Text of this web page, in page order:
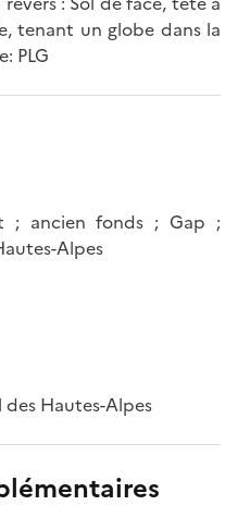
tenant un globe dans la
PLG
; ancien fonds ; Gap ;
Alpes
Hautes-Alpes